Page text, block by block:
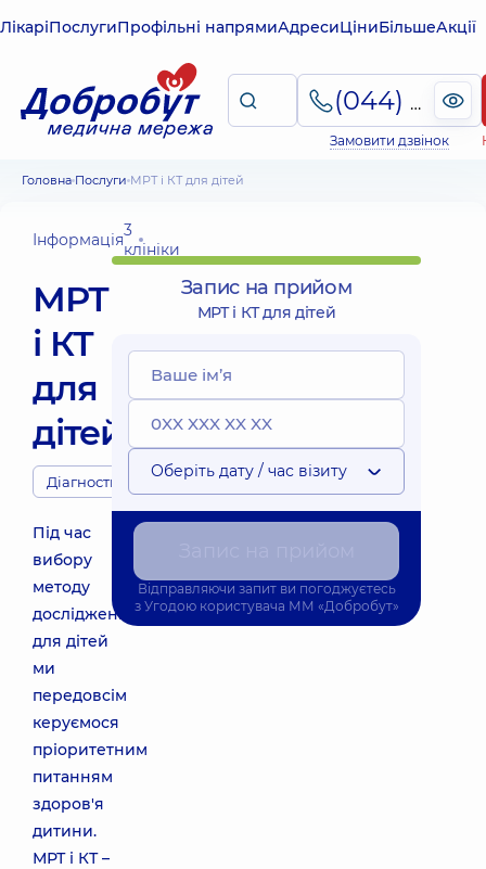
ЛікаріПослугиПрофільні напрямиАдресиЦіниБільшеАкції
(044) 495-2-888
Замовити дзвінок
Головна Послуги МРТ і КТ для дітей
Інформація3
клініки
МРТ
і КТ
для
дітей
Діагности
Під час
вибору
методу
дослідження
для дітей
ми
передовсім
керуємося
пріоритетним
питанням
здоров'я
дитини.
МРТ і КТ –
Запис на прийом
МРТ і КТ для дітей
Оберіть дату / час візиту
Відправляючи запит ви погоджуєтесь
з Угодою користувача ММ «Добробут»